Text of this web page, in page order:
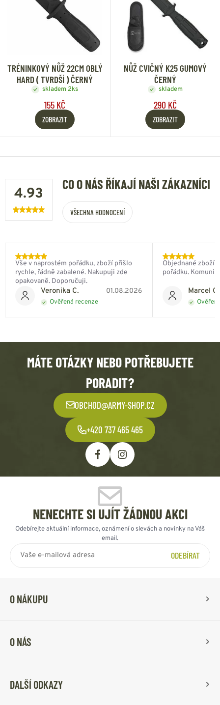
TRÉNINKOVÝ NŮŽ 22CM OBLÝ
HARD ( TVRDŠÍ ) ČERNÝ
skladem 2ks
155 KČ
ZOBRAZIT
NŮŽ CVIČNÝ K25 GUMOVÝ
ČERNÝ
skladem
290 KČ
ZOBRAZIT
4.93
CO O NÁS ŘÍKAJÍ NAŠI ZÁKAZNÍCI
VŠECHNA HODNOCENÍ
Veronika C. 01.08.2026
Ověřená recenze
Vše v naprostém pořádku, zboží přišlo
rychle, řádně zabalené. Nakupuji zde
opakovaně. Doporučuji.
Marcel
Objednané zboží
pořádku.
MÁTE OTÁZKY NEBO POTŘEBUJETE
PORADIT?
OBCHOD@ARMY-SHOP.CZ
+420 737 465 465
NENECHTE SI UJÍT ŽÁDNOU AKCI
Odebírejte aktuální informace, oznámení o slevách a novinky na Váš
email.
ODEBÍRAT
O NÁKUPU
O NÁS
DALŠÍ ODKAZY